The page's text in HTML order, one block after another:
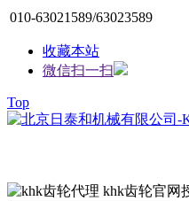
010-63021589/63023589
收藏本站
微信扫一扫
Top